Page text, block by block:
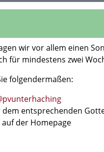
wir vor allem einen
für mindestens zwei
folgendermaßen:
entsprechenden
der Homepage